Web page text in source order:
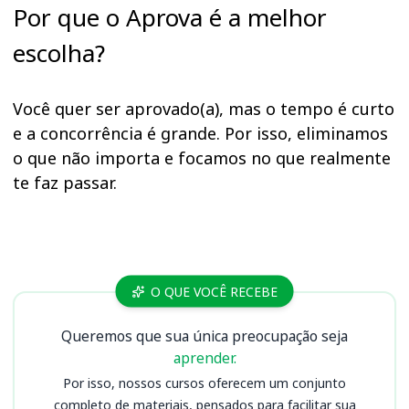
Por que o Aprova é a melhor
escolha?
Você quer ser aprovado(a), mas o tempo é curto
e a concorrência é grande. Por isso, eliminamos
o que não importa e focamos no que realmente
te faz passar.
Cursos TJ PI O QUE VOCÊ RECEBE
Queremos que sua única preocupação seja
aprender.
Por isso, nossos cursos oferecem um conjunto
completo de materiais, pensados para facilitar sua